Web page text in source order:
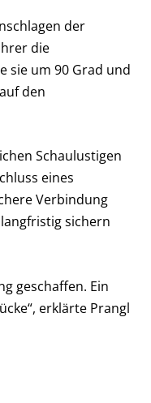
der
die
sie um 90 Grad und
den
Schaulustigen
eines
Verbindung
sichern
geschaffen. Ein
erklärte Prangl